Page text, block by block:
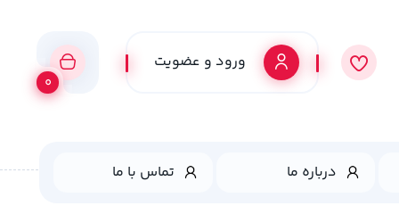
ورود و عضویت
0
درباره ما تماس با ما